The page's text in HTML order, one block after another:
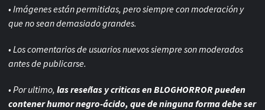
• Imágenes están permitidas, pero siempre conmoderación y
que no sean demasiado grandes.
• Los comentarios de usuarios nuevos siempre son moderados
antes de publicarse.
• Por ultimo, las reseñas y criticas en BLOGHORROR pueden
contener humor negro-ácido, que de ninguna forma debe ser